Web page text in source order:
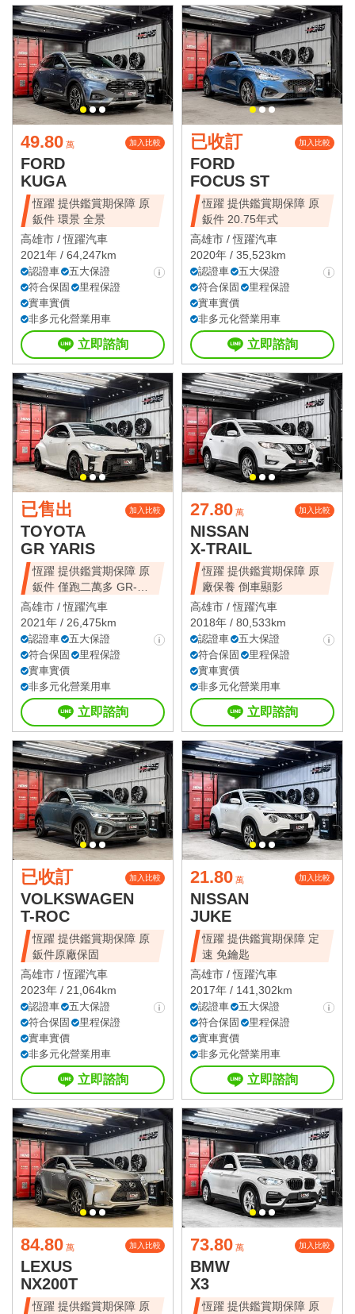
49.80 萬 加入比較
FORD
KUGA
恆躍 提供鑑賞期保障 原
鈑件 環景 全景
高雄市 /恆躍汽車
2021年 / 64,247km
認證車
五大保證
符合保固
里程保證
實車實價
非多元化營業用車
立即諮詢
已收訂 加入比較
FORD
FOCUS ST
恆躍 提供鑑賞期保障 原
鈑件 20.75年式
高雄市 /恆躍汽車
2020年 / 35,523km
認證車
五大保證
符合保固
里程保證
實車實價
非多元化營業用車
立即諮詢
已售出 加入比較
TOYOTA
GR YARIS
恆躍 提供鑑賞期保障 原
鈑件 僅跑二萬多 GR-
FOUR
高雄市 /恆躍汽車
2021年 / 26,475km
認證車
五大保證
符合保固
里程保證
實車實價
非多元化營業用車
立即諮詢
27.80 萬 加入比較
NISSAN
X-TRAIL
恆躍 提供鑑賞期保障 原
廠保養 倒車顯影
高雄市 /恆躍汽車
2018年 / 80,533km
認證車
五大保證
符合保固
里程保證
實車實價
非多元化營業用車
立即諮詢
已收訂 加入比較
VOLKSWAGEN
T-ROC
恆躍 提供鑑賞期保障 原
鈑件原廠保固
高雄市 /恆躍汽車
2023年 / 21,064km
認證車
五大保證
符合保固
里程保證
實車實價
非多元化營業用車
立即諮詢
21.80 萬 加入比較
NISSAN
JUKE
恆躍 提供鑑賞期保障 定
速 免鑰匙
高雄市 /恆躍汽車
2017年 / 141,302km
認證車
五大保證
符合保固
里程保證
實車實價
非多元化營業用車
立即諮詢
84.80 萬 加入比較
LEXUS
NX200T
恆躍 提供鑑賞期保障 原
73.80 萬 加入比較
BMW
X3
恆躍 提供鑑賞期保障 原